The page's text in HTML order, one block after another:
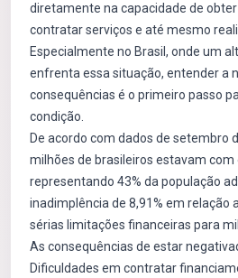
diretamente na capacidade de
contratar serviços e até mesmo
Especialmente no Brasil, onde um
enfrenta essa situação, entender a
consequências é o primeiro passo
condição.
De acordo com dados de setembro
milhões de brasileiros estavam com
representando 43% da população
inadimplência de 8,91% em relação
sérias limitações financeiras para
As consequências de estar
Dificuldades em contratar